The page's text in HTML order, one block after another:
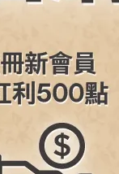
Roborock 石
高溫洗烘洗
量/髒汙偵測)
NT$14,888